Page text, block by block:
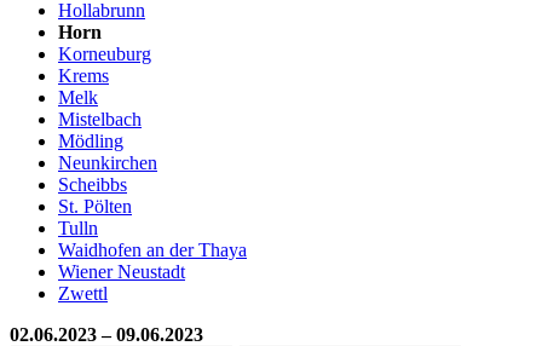
Hollabrunn
Horn
Korneuburg
Krems
Melk
Mistelbach
Mödling
Neunkirchen
Scheibbs
St. Pölten
Tulln
Waidhofen an der Thaya
Wiener Neustadt
Zwettl
02.06.2023 – 09.06.2023